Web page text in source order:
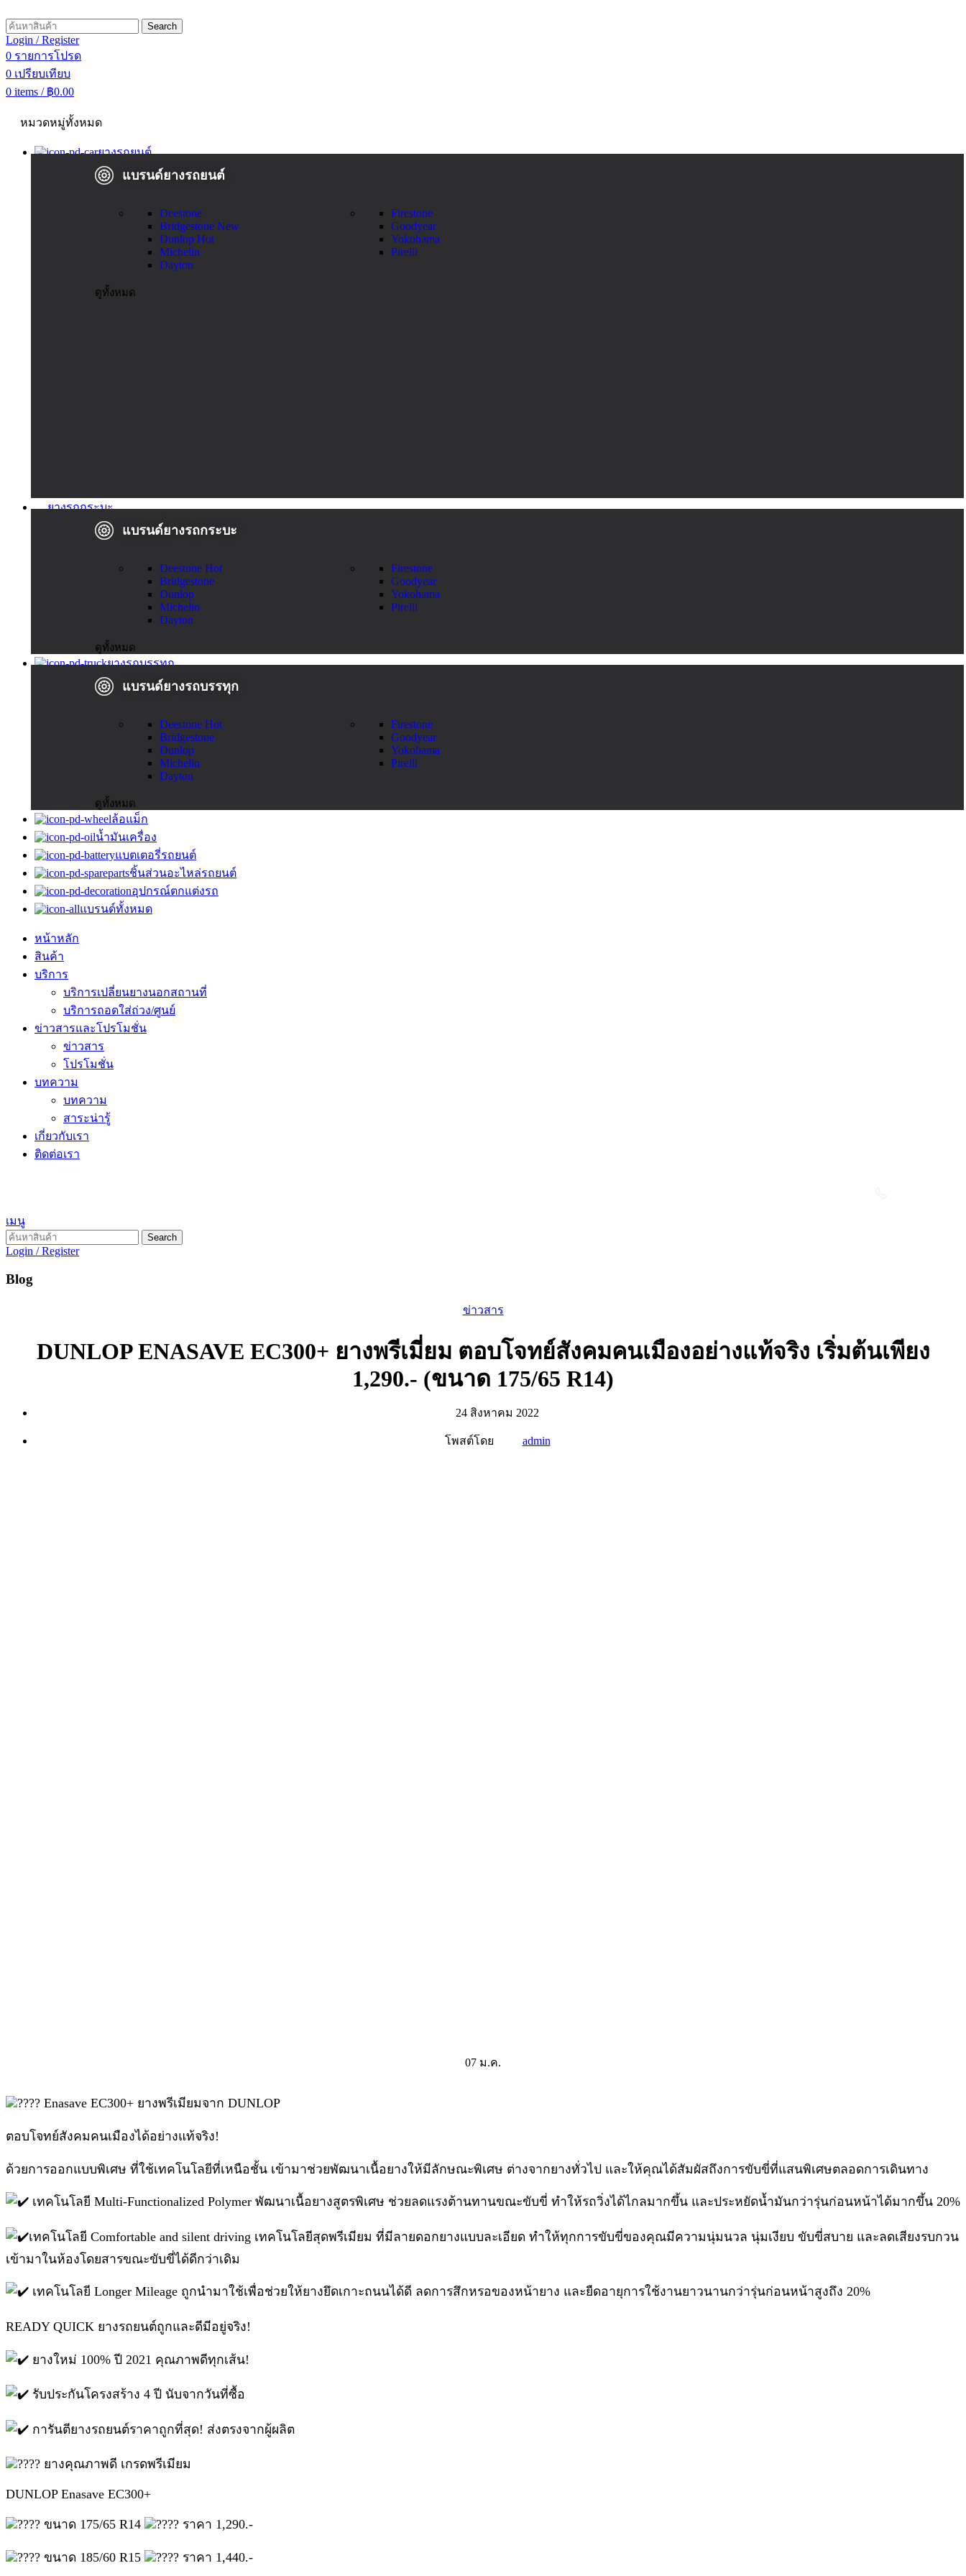
Search
Login / Register
0 รายการโปรด
0 เปรียบเทียบ
0 items / ฿0.00
หมวดหมู่ทั้งหมด
ยางรถยนต์
แบรนด์ยางรถยนต์
Deestone
Bridgestone New
Dunlop Hot
Michelin
Dayton
Firestone
Goodyear
Yokohama
Pirelli
ดูทั้งหมด
ยางรถกระบะ
แบรนด์ยางรถกระบะ
Deestone Hot
Bridgestone
Dunlop
Michelin
Dayton
Firestone
Goodyear
Yokohama
Pirelli
ดูทั้งหมด
ยางรถบรรทุก
แบรนด์ยางรถบรรทุก
Deestone Hot
Bridgestone
Dunlop
Michelin
Dayton
Firestone
Goodyear
Yokohama
Pirelli
ดูทั้งหมด
ล้อแม็ก
น้ำมันเครื่อง
แบตเตอรี่รถยนต์
ชิ้นส่วนอะไหล่รถยนต์
อุปกรณ์ตกแต่งรถ
แบรนด์ทั้งหมด
หน้าหลัก
สินค้า
บริการ
บริการเปลี่ยนยางนอกสถานที่
บริการถอดใส่ถ่วง/ศูนย์
ข่าวสารและโปรโมชั่น
ข่าวสาร
โปรโมชั่น
บทความ
บทความ
สาระน่ารู้
เกี่ยวกับเรา
ติดต่อเรา
เมนู
Search
Login / Register
Blog
ข่าวสาร
DUNLOP ENASAVE EC300+ ยางพรีเมี่ยม ตอบโจทย์สังคมคนเมืองอย่างแท้จริง เริ่มต้นเพียง
1,290.- (ขนาด 175/65 R14)
24 สิงหาคม 2022
โพสต์โดย admin
07 ม.ค.
Enasave EC300+ ยางพรีเมียมจาก DUNLOP
ตอบโจทย์สังคมคนเมืองได้อย่างแท้จริง!
ด้วยการออกแบบพิเศษ ที่ใช้เทคโนโลยีที่เหนือชั้น เข้ามาช่วยพัฒนาเนื้อยางให้มีลักษณะพิเศษ ต่างจากยางทั่วไป และให้คุณได้สัมผัสถึงการขับขี่ที่แสนพิเศษตลอดการเดินทาง
เทคโนโลยี Multi-Functionalized Polymer พัฒนาเนื้อยางสูตรพิเศษ ช่วยลดแรงต้านทานขณะขับขี่ ทำให้รถวิ่งได้ไกลมากขึ้น และประหยัดน้ำมันกว่ารุ่นก่อนหน้าได้มากขึ้น 20%
เทคโนโลยี Comfortable and silent driving เทคโนโลยีสุดพรีเมียม ที่มีลายดอกยางแบบละเอียด ทำให้ทุกการขับขี่ของคุณมีความนุ่มนวล นุ่มเงียบ ขับขี่สบาย และลดเสียงรบกวน
เข้ามาในห้องโดยสารขณะขับขี่ได้ดีกว่าเดิม
เทคโนโลยี Longer Mileage ถูกนำมาใช้เพื่อช่วยให้ยางยึดเกาะถนนได้ดี ลดการสึกหรอของหน้ายาง และยืดอายุการใช้งานยาวนานกว่ารุ่นก่อนหน้าสูงถึง 20%
READY QUICK ยางรถยนต์ถูกและดีมีอยู่จริง!
ยางใหม่ 100% ปี 2021 คุณภาพดีทุกเส้น!
รับประกันโครงสร้าง 4 ปี นับจากวันที่ซื้อ
การันตียางรถยนต์ราคาถูกที่สุด! ส่งตรงจากผู้ผลิต
ยางคุณภาพดี เกรดพรีเมียม
DUNLOP Enasave EC300+
ขนาด 175/65 R14 ราคา 1,290.-
ขนาด 185/60 R15 ราคา 1,440.-